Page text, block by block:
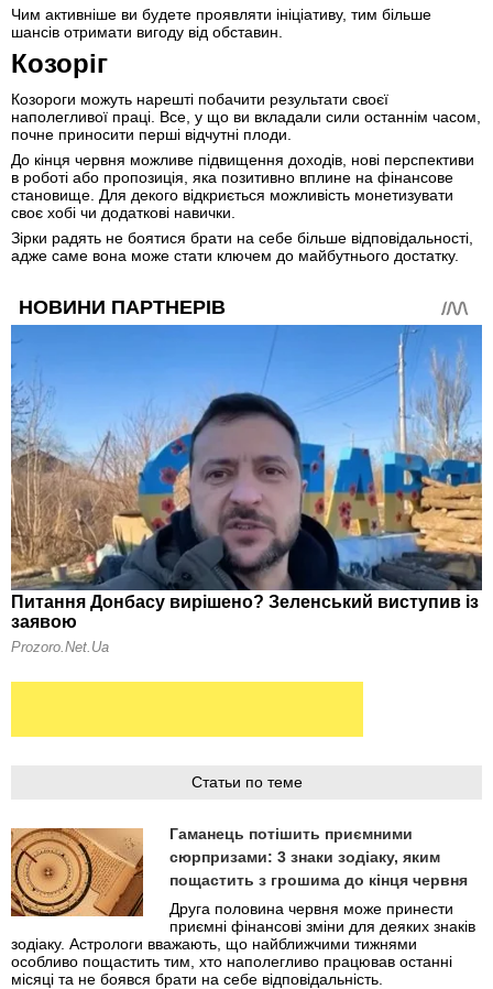
Чим активніше ви будете проявляти ініціативу, тим більше
шансів отримати вигоду від обставин.
Козоріг
Козороги можуть нарешті побачити результати своєї
наполегливої праці. Все, у що ви вкладали сили останнім часом,
почне приносити перші відчутні плоди.
До кінця червня можливе підвищення доходів, нові перспективи
в роботі або пропозиція, яка позитивно вплине на фінансове
становище. Для декого відкриється можливість монетизувати
своє хобі чи додаткові навички.
Зірки радять не боятися брати на себе більше відповідальності,
адже саме вона може стати ключем до майбутнього достатку.
Статьи по теме
Гаманець потішить приємними
сюрпризами: 3 знаки зодіаку, яким
пощастить з грошима до кінця червня
Друга половина червня може принести
приємні фінансові зміни для деяких знаків
зодіаку. Астрологи вважають, що найближчими тижнями
особливо пощастить тим, хто наполегливо працював останні
місяці та не боявся брати на себе відповідальність.